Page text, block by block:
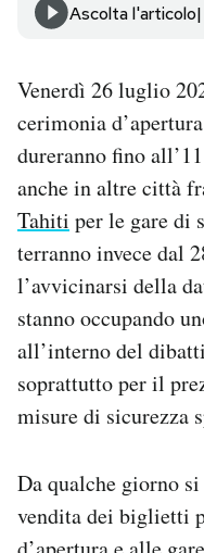
AREA PERSONALE
Newsletter
Notifiche mobile
Regala il Post
Hai bisogno di
Esci
Ascolta l'articolo
Venerdì 26 luglio
cerimonia
dureranno fino
anche in altre città
Tahiti per le gare di
terranno invece dal
l’avvicinarsi della
stanno occupando
all’interno del
soprattutto per il
misure di sicurezza
Da qualche giorno
vendita dei biglietti